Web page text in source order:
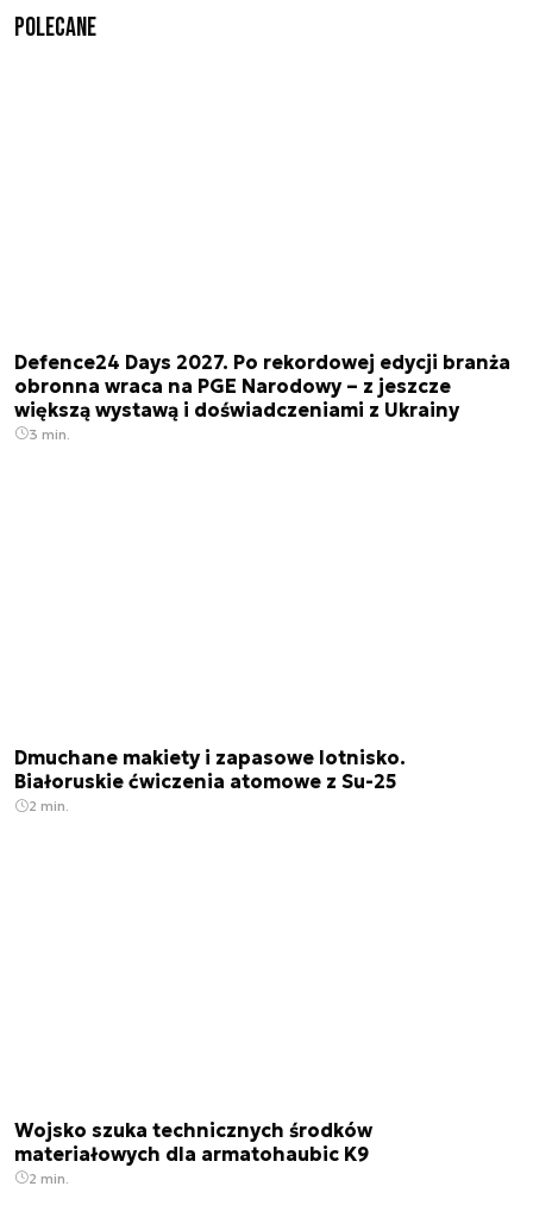
Polecane
Defence24 Days 2027. Po rekordowej edycji branża
obronna wraca na PGE Narodowy – z jeszcze
większą wystawą i doświadczeniami z Ukrainy
3 min.
Dmuchane makiety i zapasowe lotnisko.
Białoruskie ćwiczenia atomowe z Su-25
2 min.
Wojsko szuka technicznych środków
materiałowych dla armatohaubic K9
2 min.